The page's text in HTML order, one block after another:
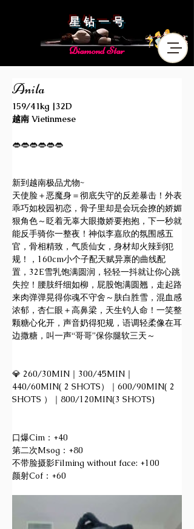
星 钻 一 号
Diamond Star
Anila
159/41kg |32D
越南 Vietinmese
👄👄👄👄👄👄
新到越南极品尤物~
天使脸＋恶魔身＝彻底失守的反差暴击！外表
乖巧如校园初恋，骨子里却是会玩会撩的娇媚
狠角色～眨着无辜大眼撒娇要抱抱，下一秒就
能反手骑你一整夜！神似李嘉欣的氛围感五
官，骨相精致，气质仙女，身材却火辣到犯
规！，160cm小个子配天赋异禀的曲线配
置，32E雪乳饱满圆润，轻轻一抖就让你心跳
失控！腰肢纤细如柳，屁股饱满圆翘，走起路
来肉弹弹晃得你魂不守舍～肤白胜雪，混血感
浓郁，杏仁眼＋高鼻梁，天生钓人命！一笑整
颗糖心化开，声音奶得犯规，语调轻柔像在耳
边撒糖，叫一声“哥哥”保你腿软三天～
💎 260/30MIN｜300/45MIN｜
440/60MIN( 2 SHOTS）｜600/90MIN( 2
SHOTS ）｜800/120MIN(3 SHOTS)
口爆Cim：+40
第二次Msog：+80
不带脸摄影Filming without face: +100
颜射Cof：+60